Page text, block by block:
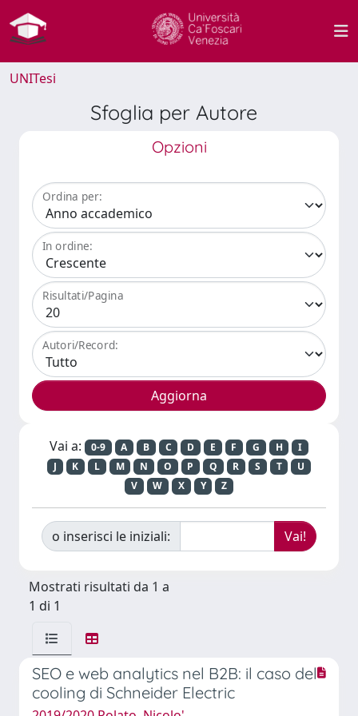
UNITesi
Sfoglia per Autore
Opzioni
Ordina per:
In ordine:
Risultati/Pagina
Autori/Record:
Vai a: 0-9 A B C D E F G H
I
J
K L M N O P Q R S T
U
V
W X Y Z
o inserisci le iniziali:
Mostrati risultati da 1 a
1 di 1
SEO e web analytics nel B2B: il caso del
cooling di Schneider Electric